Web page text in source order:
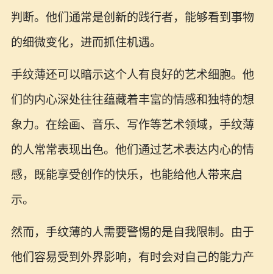
判断。他们通常是创新的践行者，能够看到事物
的细微变化，进而抓住机遇。
手纹薄还可以暗示这个人有良好的艺术细胞。他
们的内心深处往往蕴藏着丰富的情感和独特的想
象力。在绘画、音乐、写作等艺术领域，手纹薄
的人常常表现出色。他们通过艺术表达内心的情
感，既能享受创作的快乐，也能给他人带来启
示。
然而，手纹薄的人需要警惕的是自我限制。由于
他们容易受到外界影响，有时会对自己的能力产